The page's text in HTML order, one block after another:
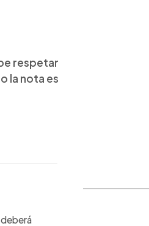
respetar
la nota es